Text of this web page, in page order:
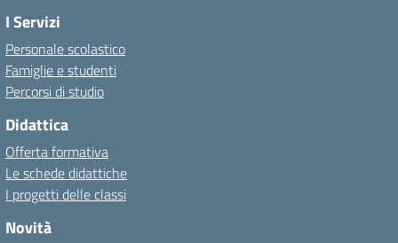
I Servizi
Personale scolastico
Famiglie e studenti
Percorsi di studio
Didattica
Offerta formativa
Le schede didattiche
I progetti delle classi
Novità